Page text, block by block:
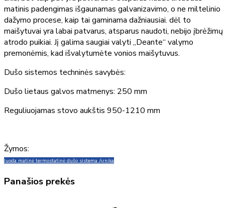
matinis padengimas išgaunamas galvanizavimo, o ne miltelinio
dažymo procese, kaip tai gaminama dažniausiai. dėl to
maišytuvai yra labai patvarus, atsparus naudoti, nebijo įbrėžimų
atrodo puikiai. Jį galima saugiai valyti „Deante“ valymo
premonėmis, kad išvalytumėte vonios maišytuvus.
Dušo sistemos techninės savybės:
Dušo lietaus galvos matmenys: 250 mm
Reguliuojamas stovo aukštis 950-1210 mm
Žymos:
Juoda matinė termostatinė dušo sistema Arnika
Panašios prekės